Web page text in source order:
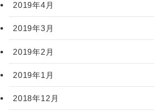
2019年4月
2019年3月
2019年2月
2019年1月
2018年12月